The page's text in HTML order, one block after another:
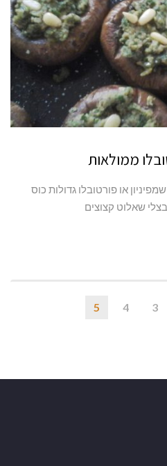
ממולאות
12 פטריות שמפיניון או פורטובלו גדולות כוס
3
4
5